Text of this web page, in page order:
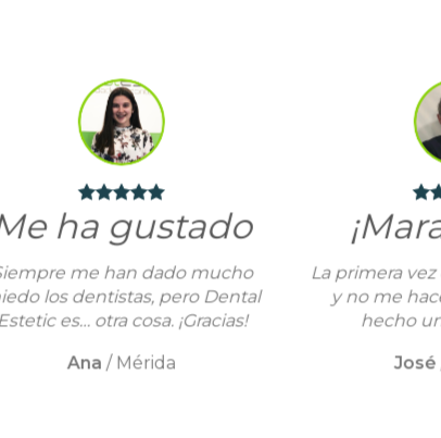
ha gustado
me han dado mucho
los dentistas, pero Dental
es… otra cosa. ¡Gracias!
Ana / Mérida
La primera
y no me
hecho
José